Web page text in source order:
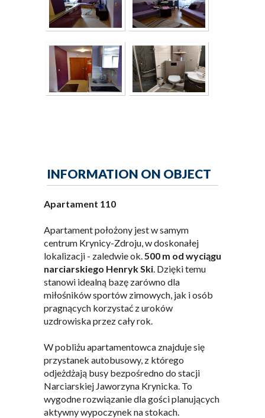
INFORMATION ON OBJECT
Apartament 110
Apartament położony jest w samym
centrum Krynicy-Zdroju, w doskonałej
lokalizacji - zaledwie ok.500 m od wyciągu
narciarskiego Henryk Ski. Dzięki temu
stanowi idealną bazę zarówno dla
miłośników sportów zimowych, jak i osób
pragnących korzystać z uroków
uzdrowiska przez cały rok.
W pobliżu apartamentowca znajduje się
przystanek autobusowy, z którego
odjeżdżają busy bezpośredno do stacji
Narciarskiej Jaworzyna Krynicka. To
wygodne rozwiązanie dla gości planujących
aktywny wypoczynek na stokach.